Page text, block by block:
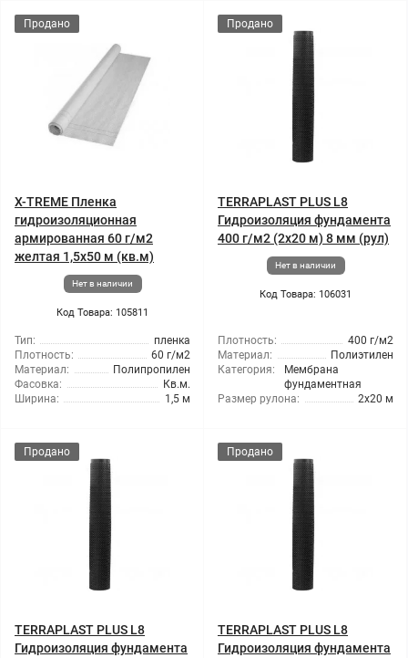
Продано
X-TREME Пленка
гидроизоляционная
армированная 60 г/м2
желтая 1,5x50 м (кв.м)
Нет в наличии
Код Товара: 105811
Тип:
пленка
Плотность:
60 г/м2
Материал:
Полипропилен
Фасовка:
Кв.м.
Ширина:
1,5 м
Продано
TERRAPLAST PLUS L8
Гидроизоляция фундамента
400 г/м2 (2x20 м) 8 мм (рул)
Нет в наличии
Код Товара: 106031
Плотность:
400 г/м2
Материал:
Полиэтилен
Категория:
Мембрана
фундаментная
Размер рулона:
2x20 м
Продано
TERRAPLAST PLUS L8
Гидроизоляция фундамента
Продано
TERRAPLAST PLUS L8
Гидроизоляция фундамента